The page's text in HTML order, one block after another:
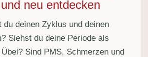
neu entdecken
du deinen Zyklus und deinen
Siehst du deine Periode als
Sind PMS, Schmerzen und